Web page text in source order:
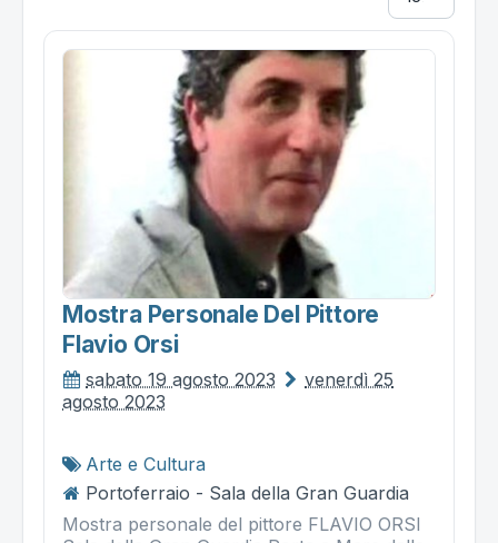
Mostra Personale Del Pittore
Flavio Orsi
sabato 19 agosto 2023
venerdì 25
agosto 2023
Arte e Cultura
Portoferraio - Sala della Gran Guardia
Mostra personale del pittore FLAVIO ORSI